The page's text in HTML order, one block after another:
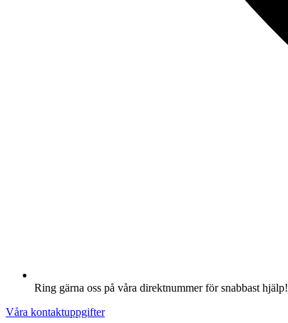
Ring gärna oss på våra direktnummer för snabbast hjälp!
Våra kontaktuppgifter